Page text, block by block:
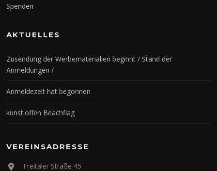
Spenden
AKTUELLES
Zusendung der Werbematerialien beginnt / Stand der
Anmeldungen /
Anmeldezeit hat begonnen
kunst:offen Beachflag
VEREINSADRESSE
Freitaler Straße 45